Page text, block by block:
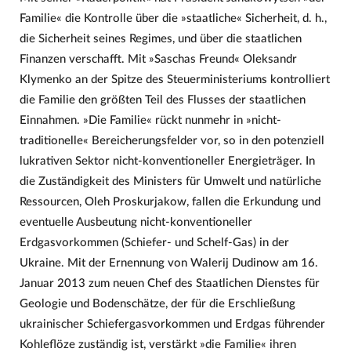
Familie« die Kontrolle über die »staatliche« Sicherheit, d. h.,
die Sicherheit seines Regimes, und über die staatlichen
Finanzen verschafft. Mit »Saschas Freund« Oleksandr
Klymenko an der Spitze des Steuerministeriums kontrolliert
die Familie den größten Teil des Flusses der staatlichen
Einnahmen. »Die Familie« rückt nunmehr in »nicht-
traditionelle« Bereicherungsfelder vor, so in den potenziell
lukrativen Sektor nicht-konventioneller Energieträger. In
die Zuständigkeit des Ministers für Umwelt und natürliche
Ressourcen, Oleh Proskurjakow, fallen die Erkundung und
eventuelle Ausbeutung nicht-konventioneller
Erdgasvorkommen (Schiefer- und Schelf-Gas) in der
Ukraine. Mit der Ernennung von Walerij Dudinow am 16.
Januar 2013 zum neuen Chef des Staatlichen Dienstes für
Geologie und Bodenschätze, der für die Erschließung
ukrainischer Schiefergasvorkommen und Erdgas führender
Kohleflöze zuständig ist, verstärkt »die Familie« ihren